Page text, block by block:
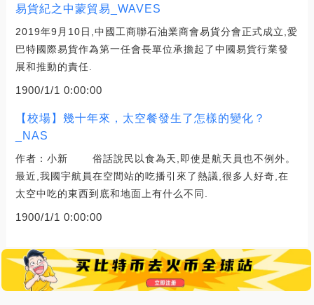
易貨紀之中蒙貿易_WAVES
2019年9月10日,中國工商聯石油業商會易貨分會正式成立,愛
巴特國際易貨作為第一任會長單位承擔起了中國易貨行業發
展和推動的責任.
1900/1/1 0:00:00
【校場】幾十年來，太空餐發生了怎樣的變化？
_NAS
作者：小新 俗話說民以食為天,即使是航天員也不例外。
最近,我國宇航員在空間站的吃播引來了熱議,很多人好奇,在
太空中吃的東西到底和地面上有什么不同.
1900/1/1 0:00:00